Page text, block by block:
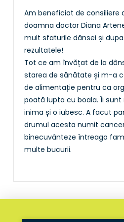
Am beneficiat de consiliere
doamna doctor Diana
mult sfaturile dânsei și
rezultatele!
Tot ce am învățat de la
starea de sănătate și m-a
de alimentație pentru ca
poată lupta cu boala. Îi
inima și o iubesc. A facut
drumul acesta numit
binecuvânteze întreaga
multe bucurii.